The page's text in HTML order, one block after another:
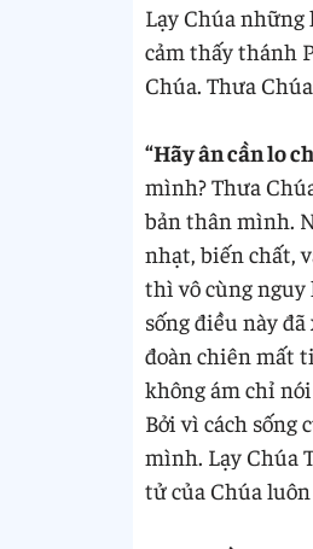
Lạy Chúa những
cảm thấy thánh
Chúa. Thưa
“Hãy ân cần lo
mình? Thưa
bản thân mình.
nhạt, biến chất,
thì vô cùng nguy
sống điều này
đoàn chiên mất
không ám chỉ
Bởi vì cách sống
mình. Lạy Chúa
tử của Chúa